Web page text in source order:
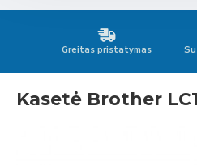
Greitas pristatymas
Kasetė Brother